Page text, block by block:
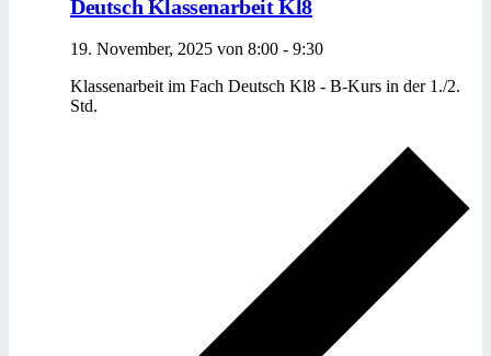
Deutsch Klassenarbeit Kl8
19. November, 2025 von 8:00 - 9:30
Klassenarbeit im Fach Deutsch Kl8 - B-Kurs in der 1./2.
Std.